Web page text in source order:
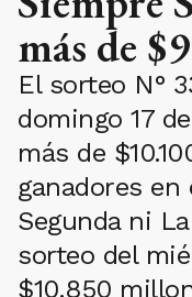
más de
El sorteo N°
domingo 17
más de
ganadores en
Segunda ni
sorteo del
$10.850